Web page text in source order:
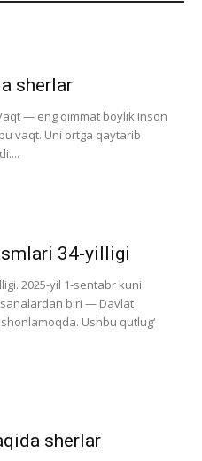
sherlar
— eng qimmat boylik.Inson
vaqt. Uni ortga qaytarib
34-yilligi
2025-yil 1-sentabr kuni
sanalardan biri — Davlat
Ushbu qutlug‘
sherlar